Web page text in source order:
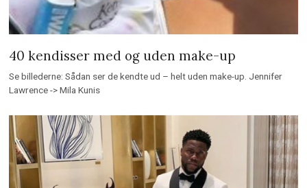
40 kendisser med og uden make-up
Se billederne: Sådan ser de kendte ud – helt uden make-up. Jennifer
Lawrence -> Mila Kunis